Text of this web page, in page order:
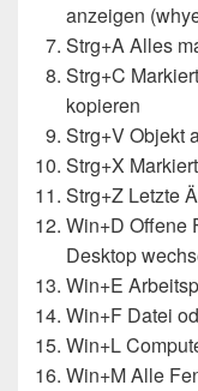
anzeigen
Strg+A Alles
Strg+C
kopieren
Strg+V Objekt
Strg+X
Strg+Z Letzte
Win+D Offene
Desktop
Win+E
Win+F Datei
Win+L
Win+M Alle